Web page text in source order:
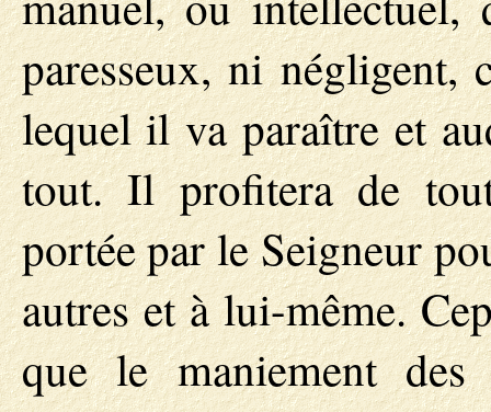
paresseux, ni
lequel il va paraître et
tout. Il profitera de
portée par le Seigneur
autres et à lui-même.
que le maniement des